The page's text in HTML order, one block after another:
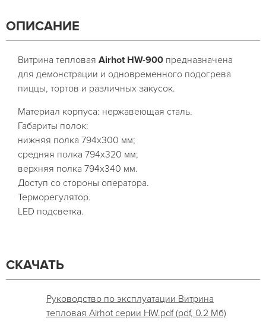
ОПИСАНИЕ
Витрина тепловая Airhot HW-900 предназначена
для демонстрации и одновременного подогрева
пиццы, тортов и различных закусок.
Материал корпуса: нержавеющая сталь.
Габариты полок:
нижняя полка 794х300 мм;
средняя полка 794х320 мм;
верхняя полка 794х340 мм.
Доступ со стороны оператора.
Терморегулятор.
LED подсветка.
СКАЧАТЬ
Руководство по эксплуатации Витрина
тепловая Airhot серии HW.pdf (pdf, 0.2 Мб)